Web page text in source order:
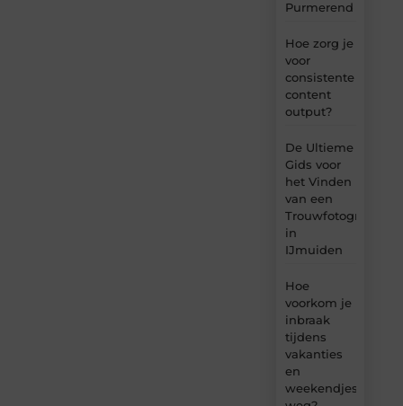
Purmerend
Hoe zorg je
voor
consistente
content
output?
De Ultieme
Gids voor
het Vinden
van een
Trouwfotograaf
in
IJmuiden
Hoe
voorkom je
inbraak
tijdens
vakanties
en
weekendjes